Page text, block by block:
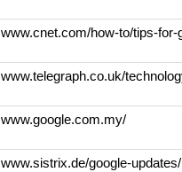
www.cnet.com/how-to/tips-
www.telegraph.co.uk/
www.google.com.my/
www.sistrix.de/google-updates/